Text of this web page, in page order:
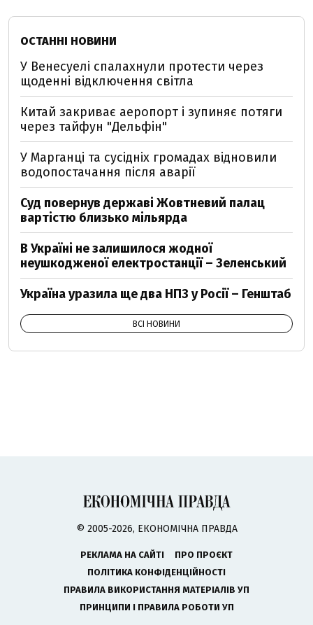
ОСТАННІ НОВИНИ
У Венесуелі спалахнули протести через
щоденні відключення світла
Китай закриває аеропорт і зупиняє потяги
через тайфун "Дельфін"
У Марганці та сусідніх громадах відновили
водопостачання після аварії
Суд повернув державі Жовтневий палац
вартістю близько мільярда
В Україні не залишилося жодної
неушкодженої електростанції – Зеленський
Україна уразила ще два НПЗ у Росії – Генштаб
ВСІ НОВИНИ
© 2005-2026, ЕКОНОМІЧНА ПРАВДА
РЕКЛАМА НА САЙТІ
ПРО ПРОЄКТ
ПОЛІТИКА КОНФІДЕНЦІЙНОСТІ
ПРАВИЛА ВИКОРИСТАННЯ МАТЕРІАЛІВ УП
ПРИНЦИПИ І ПРАВИЛА РОБОТИ УП